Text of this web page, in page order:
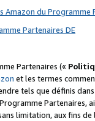
Amazon du Programme
Partenaires DE
Partenaires («
et les termes
tels que définis
Partenaires,
limitation, aux fins